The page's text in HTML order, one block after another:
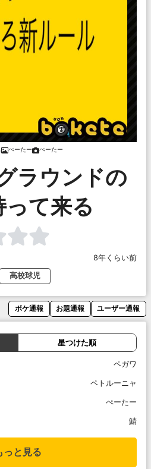
ぺーたー ぺーたー
ラウンドの
て来る
8年くらい前
高校球児
ボケ通報 お題通報 ユーザー通報
星つけた順
ペガワ
ペトルーニャ
ぺーたー
鯖
っと見る